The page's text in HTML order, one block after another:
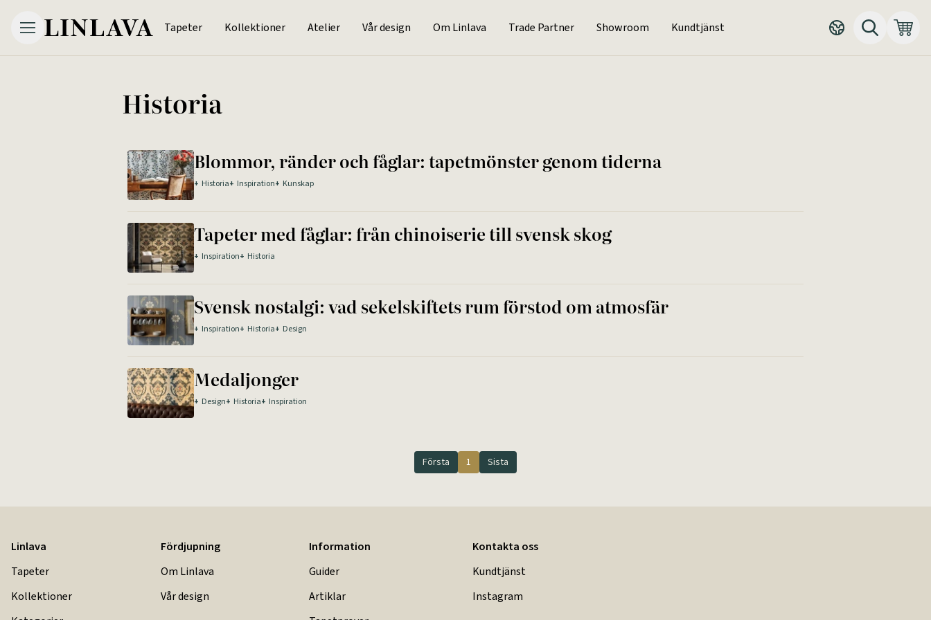
Tapeter Kollektioner Atelier Vår design Om Linlava Trade Partner Showroom Kundtjänst
Historia
Blommor, ränder och fåglar: tapetmönster genom tiderna
+ Historia+ Inspiration+ Kunskap
Tapeter med fåglar: från chinoiserie till svensk skog
+ Inspiration+ Historia
Svensk nostalgi: vad sekelskiftets rum förstod om atmosfär
+ Inspiration+ Historia+ Design
Medaljonger
+ Design+ Historia+ Inspiration
Första 1 Sista
Linlava
Tapeter
Kollektioner
Fördjupning
Om Linlava
Vår design
Information
Guider
Artiklar
Kontakta oss
Kundtjänst
Instagram